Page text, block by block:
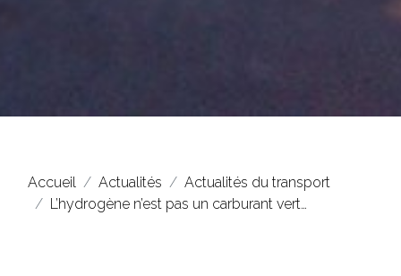
Accueil Actualités
Actualités du transport
L’hydrogène n’est pas un carburant vert…